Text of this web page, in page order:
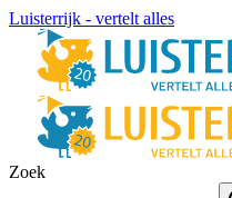
Luisterrijk - vertelt alles
Zoek